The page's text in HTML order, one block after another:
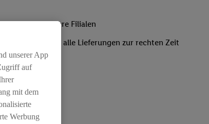
für unsere Filialen
dafür, dass alle Lieferungen zur rechten Zeit
unserer App
auf
mit dem
Werbung